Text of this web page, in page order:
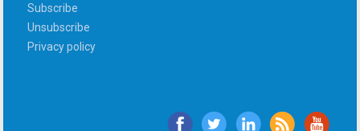
Subscribe
Unsubscribe
Privacy policy